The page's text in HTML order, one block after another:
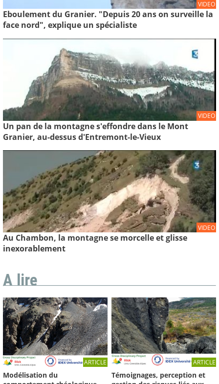
VIDEO
Eboulement du Granier. "Depuis 20 ans on surveille la
face nord", explique un spécialiste
VIDEO
Un pan de la montagne s'effondre dans le Mont
Granier, au-dessus d'Entremont-le-Vieux
VIDEO
Au Chambon, la montagne se morcelle et glisse
inexorablement
A lire
ARTICLE
Modélisation du
ARTICLE
Témoignages, perception et